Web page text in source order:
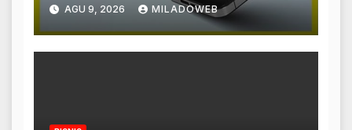
AGU 9, 2026 MILADOWEB